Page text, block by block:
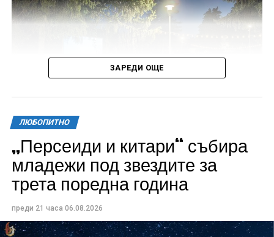
Всички събития ще се проведат в парк „Максим
Райкович“, срещу часовниковата кула, с вход
свободен. Програмата ще започне на 12 август с
изпълнители GoGo, Toria, ZoV & Vakavliev.
ЗАРЕДИ ОЩЕ
ЛЮБОПИТНО
„Персеиди и китари“ събира
младежи под звездите за
трета поредна година
преди 21 часа 06.08.2026